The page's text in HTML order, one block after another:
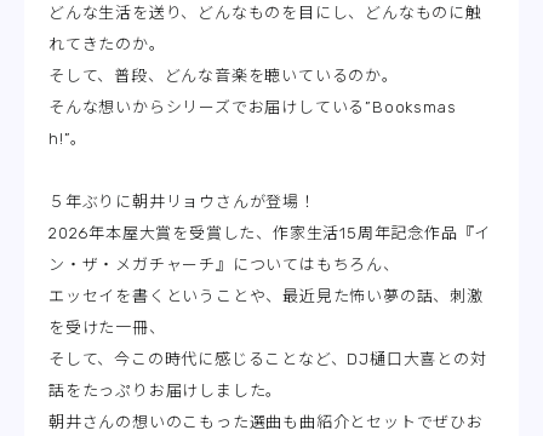
どんな生活を送り、どんなものを目にし、どんなものに触
れてきたのか。
そして、普段、どんな音楽を聴いているのか。
そんな想いからシリーズでお届けしている”Booksmas
h!”。
５年ぶりに朝井リョウさんが登場！
2026年本屋大賞を受賞した、作家生活15周年記念作品『イ
ン・ザ・メガチャーチ』についてはもちろん、
エッセイを書くということや、最近見た怖い夢の話、刺激
を受けた一冊、
そして、今この時代に感じることなど、DJ樋口大喜との対
話をたっぷりお届けしました。
朝井さんの想いのこもった選曲も曲紹介とセットでぜひお